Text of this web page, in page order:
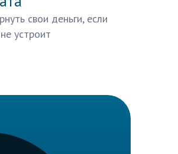
свои деньги, если
устроит